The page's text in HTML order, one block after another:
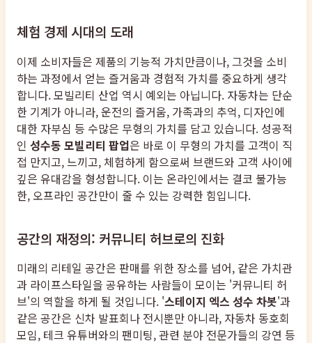
체험 경제 시대의 도래
이제 소비자들은 제품의 기능적 가치만큼이나, 그것을 소비
하는 과정에서 얻는 즐거움과 경험적 가치를 중요하게 생각
합니다. 모빌리티 산업 역시 예외는 아닙니다. 자동차는 단순
한 기계가 아니라, 운전의 즐거움, 가족과의 추억, 디자인에
대한 자부심 등 수많은 무형의 가치를 담고 있습니다. 성공적
인 성수동 모빌리티 팝업은 바로 이 무형의 가치를 고객이 직
접 만지고, 느끼고, 체험하게 함으로써 브랜드와 고객 사이에
깊은 유대감을 형성합니다. 이는 온라인에서는 결코 불가능
한, 오프라인 공간만이 줄 수 있는 강력한 힘입니다.
공간의 재정의: 커뮤니티 허브로의 진화
미래의 리테일 공간은 판매를 위한 장소를 넘어, 같은 가치관
과 라이프스타일을 공유하는 사람들이 모이는 '커뮤니티 허
브'의 역할을 하게 될 것입니다. '스테이지 엑스 성수 차봇'과
같은 공간은 신차 발표회나 전시뿐만 아니라, 자동차 동호회
모임, 테크 유튜버와의 팬미팅, 관련 분야 전문가들의 강연 등